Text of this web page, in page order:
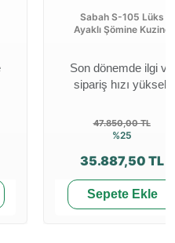
Sabah S-105 Lüks
Ayaklı Şömine Kuzine
Son dönemde ilgi ve
sipariş hızı yüksek
47.850,00 TL
%25
35.887,50 TL
Sepete Ekle